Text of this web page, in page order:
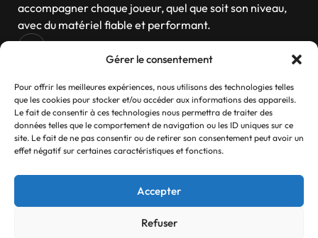
Gérer le consentement
Pour offrir les meilleures expériences, nous utilisons des technologies telles
que les cookies pour stocker et/ou accéder aux informations des appareils.
Le fait de consentir à ces technologies nous permettra de traiter des
données telles que le comportement de navigation ou les ID uniques sur ce
site. Le fait de ne pas consentir ou de retirer son consentement peut avoir un
effet négatif sur certaines caractéristiques et fonctions.
Accepter
Refuser
accompagner chaque joueur, quel que soit son niveau,
avec du matériel fiable et performant.
Navigation
Contactez-nous
Contact